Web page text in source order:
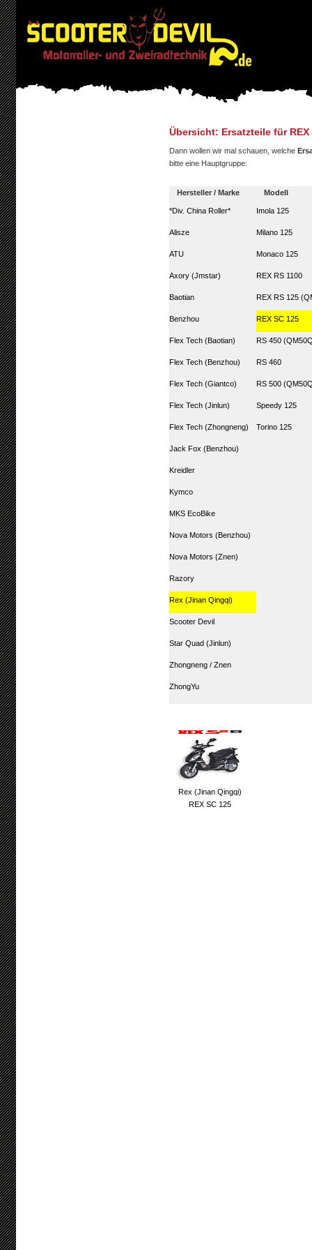
Übersicht: Ersatzteile für
Dann wollen wir mal schauen, welche
bitte eine Hauptgruppe:
Hersteller / Marke Modell
*Div. China Roller*
Alisze
ATU
Axory (Jmstar)
Baotian
Benzhou
Flex Tech (Baotian)
Flex Tech (Benzhou)
Flex Tech (Giantco)
Flex Tech (Jinlun)
Flex Tech (Zhongneng)
Jack Fox (Benzhou)
Kreidler
Kymco
MKS EcoBike
Nova Motors (Benzhou)
Nova Motors (Znen)
Razory
Rex (Jinan Qingqi)
Scooter Devil
Star Quad (Jinlun)
Zhongneng / Znen
ZhongYu
Imola 125
Milano 125
Monaco 125
REX RS 1100
REX RS 125
REX SC 125
RS 450
RS 460
RS 500
Speedy 125
Torino 125
Rex (Jinan Qingqi)
REX SC 125